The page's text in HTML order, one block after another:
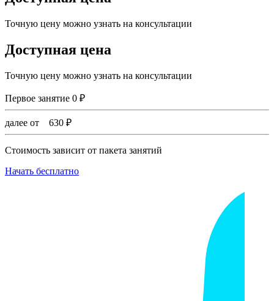
Точную цену можно узнать на консультации
Доступная цена
Точную цену можно узнать на консультации
Первое занятие 0 ₽
далее от 630 ₽
Стоимость зависит от пакета занятий
Начать бесплатно